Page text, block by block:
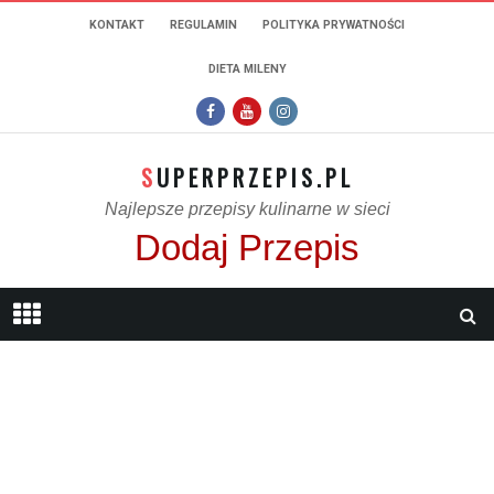
KONTAKT REGULAMIN POLITYKA PRYWATNOŚCI
DIETA MILENY
SUPERPRZEPIS.PL
Najlepsze przepisy kulinarne w sieci
Dodaj Przepis